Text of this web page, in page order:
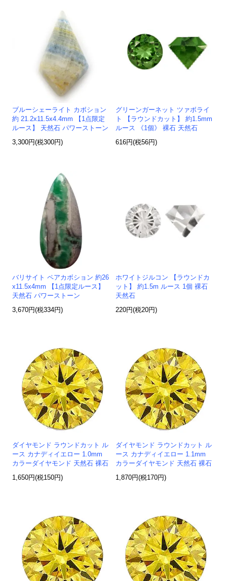
ブルーシェーライト カボション
約 21.2x11.5x4.4mm 【1点限定
ルース】 天然石 パワーストーン
3,300円(税300円)
グリーンガーネット ツァボライ
ト 【ラウンドカット】 約1.5mm
ルース 《1個》 裸石 天然石
616円(税56円)
バリサイト ペアカボション 約26
x11.5x4mm 【1点限定ルース】
天然石 パワーストーン
3,670円(税334円)
ホワイトジルコン 【ラウンドカ
ット】 約1.5m ルース 1個 裸石
天然石
220円(税20円)
ダイヤモンド ラウンドカット ル
ース カナディイエロー 1.0mm
カラーダイヤモンド 天然石 裸石
1,650円(税150円)
ダイヤモンド ラウンドカット ル
ース カナディイエロー 1.1mm
カラーダイヤモンド 天然石 裸石
1,870円(税170円)